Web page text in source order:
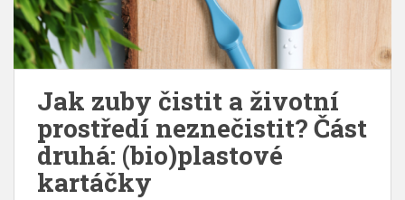
Jak zuby čistit a životní
prostředí neznečistit? Část
druhá: (bio)plastové
kartáčky